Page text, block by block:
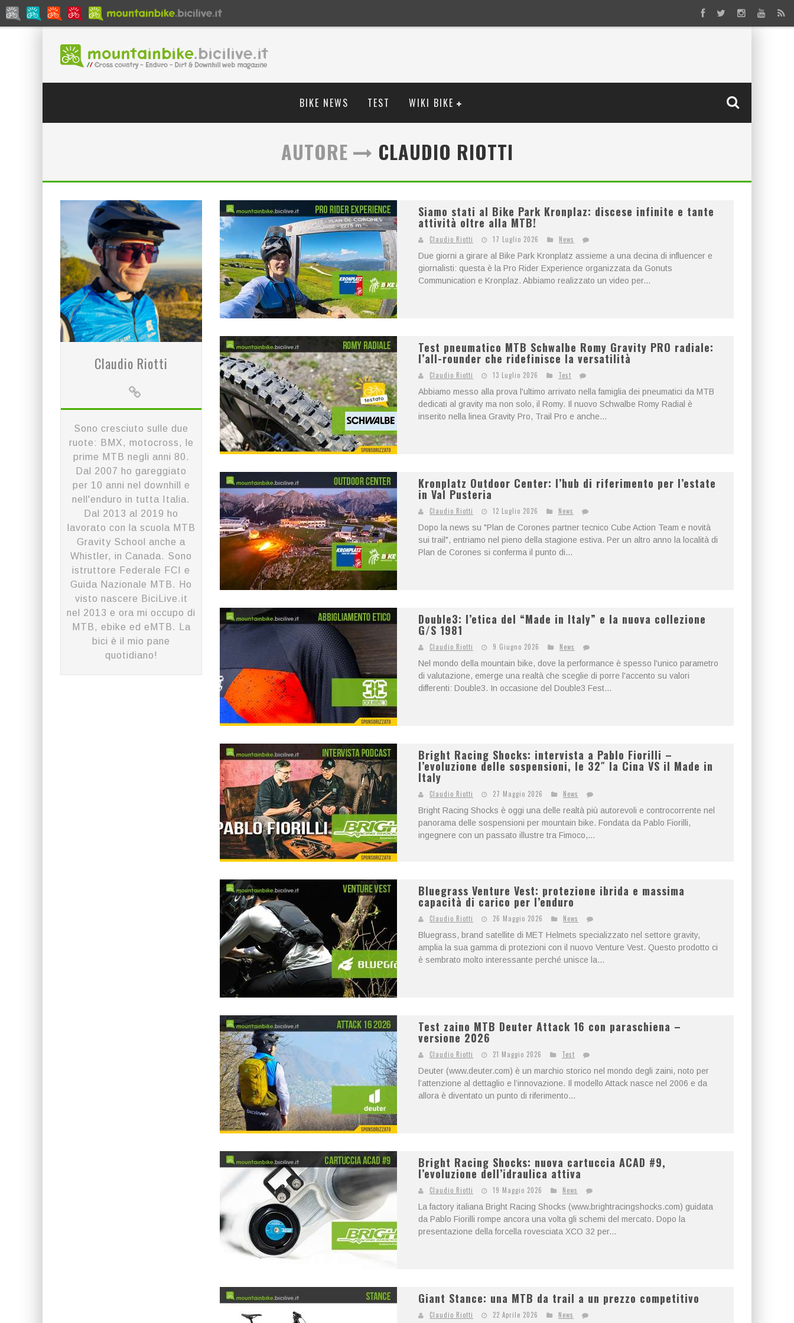
BIKE NEWS TEST WIKI BIKE
AUTORE CLAUDIO RIOTTI
Claudio Riotti
Sono cresciuto sulle due
ruote: BMX, motocross, le
prime MTB negli anni 80.
Dal 2007 ho gareggiato
per 10 anni nel downhill e
nell'enduro in tutta Italia.
Dal 2013 al 2019 ho
lavorato con la scuola MTB
Gravity School anche a
Whistler, in Canada. Sono
istruttore Federale FCI e
Guida Nazionale MTB. Ho
visto nascere BiciLive.it
nel 2013 e ora mi occupo di
MTB, ebike ed eMTB. La
bici è il mio pane
quotidiano!
Siamo stati al Bike Park Kronplaz: discese infinite e tante
attività oltre alla MTB!
Claudio Riotti 17 Luglio 2026
News
Due giorni a girare al Bike Park Kronplatz assieme a una decina di influencer e
giornalisti: questa è la Pro Rider Experience organizzata da Gonuts
Communication e Kronplaz. Abbiamo realizzato un video per...
Test pneumatico MTB Schwalbe Romy Gravity PRO radiale:
l’all-rounder che ridefinisce la versatilità
Claudio Riotti 13 Luglio 2026
Test
Abbiamo messo alla prova l'ultimo arrivato nella famiglia dei pneumatici da MTB
dedicati al gravity ma non solo, il Romy. Il nuovo Schwalbe Romy Radial è
inserito nella linea Gravity Pro, Trail Pro e anche...
Kronplatz Outdoor Center: l’hub di riferimento per l’estate
in Val Pusteria
Claudio Riotti 12 Luglio 2026
News
Dopo la news su "Plan de Corones partner tecnico Cube Action Team e novità
sui trail", entriamo nel pieno della stagione estiva. Per un altro anno la località di
Plan de Corones si conferma il punto di...
Double3: l’etica del “Made in Italy” e la nuova collezione
G/S 1981
Claudio Riotti 9 Giugno 2026
News
Nel mondo della mountain bike, dove la performance è spesso l'unico parametro
di valutazione, emerge una realtà che sceglie di porre l'accento su valori
differenti: Double3. In occasione del Double3 Fest...
Bright Racing Shocks: intervista a Pablo Fiorilli –
l’evoluzione delle sospensioni, le 32″ la Cina VS il Made in
Italy
Claudio Riotti 27 Maggio 2026
News
Bright Racing Shocks è oggi una delle realtà più autorevoli e controcorrente nel
panorama delle sospensioni per mountain bike. Fondata da Pablo Fiorilli,
ingegnere con un passato illustre tra Fimoco,...
Bluegrass Venture Vest: protezione ibrida e massima
capacità di carico per l’enduro
Claudio Riotti 26 Maggio 2026
News
Bluegrass, brand satellite di MET Helmets specializzato nel settore gravity,
amplia la sua gamma di protezioni con il nuovo Venture Vest. Questo prodotto ci
è sembrato molto interessante perché unisce la...
Test zaino MTB Deuter Attack 16 con paraschiena –
versione 2026
Claudio Riotti 21 Maggio 2026
Test
Deuter (www.deuter.com) è un marchio storico nel mondo degli zaini, noto per
l’attenzione al dettaglio e l’innovazione. Il modello Attack nasce nel 2006 e da
allora è diventato un punto di riferimento...
Bright Racing Shocks: nuova cartuccia ACAD #9,
l’evoluzione dell’idraulica attiva
Claudio Riotti 19 Maggio 2026
News
La factory italiana Bright Racing Shocks (www.brightracingshocks.com) guidata
da Pablo Fiorilli rompe ancora una volta gli schemi del mercato. Dopo la
presentazione della forcella rovesciata XCO 32 per...
Giant Stance: una MTB da trail a un prezzo competitivo
Claudio Riotti 22 Aprile 2026 News